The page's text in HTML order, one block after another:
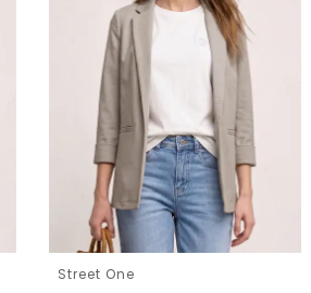
Street One